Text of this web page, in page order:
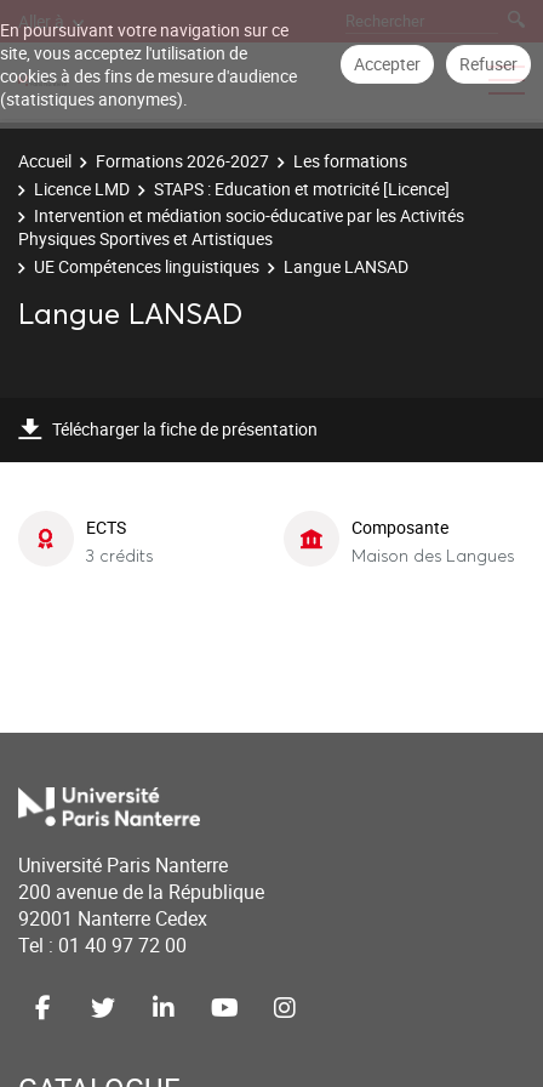
En poursuivant votre navigation sur ce
site, vous acceptez l'utilisation de
cookies à des fins de mesure d'audience
(statistiques anonymes).
Accepter Refuser
Aller à
Accueil Formations 2026-2027
Les formations
Licence LMD
STAPS : Education et motricité [Licence]
Intervention et médiation socio-éducative par les Activités
Physiques Sportives et Artistiques
UE Compétences linguistiques
Langue LANSAD
Langue LANSAD
Télécharger la fiche de présentation
ECTS
3 crédits
Composante
Maison des Langues
Université Paris Nanterre
200 avenue de la République
92001 Nanterre Cedex
Tel : 01 40 97 72 00